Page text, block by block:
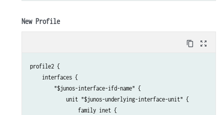
New Profile
content_copy zoom_out_map
profile2 {
    interfaces {
        "$junos-interface-ifd-name" {
            unit "$junos-underlying-interface-unit" {
                family inet {